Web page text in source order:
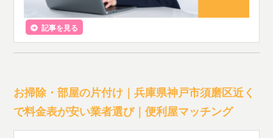
記事を見る
お掃除・部屋の片付け｜兵庫県神戸市須磨区近く
で料金表が安い業者選び｜便利屋マッチング